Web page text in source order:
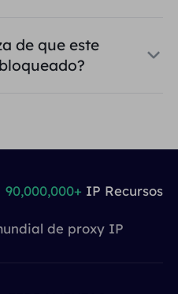
de que este
de proxy IP
90,000,000+ IP Recursos